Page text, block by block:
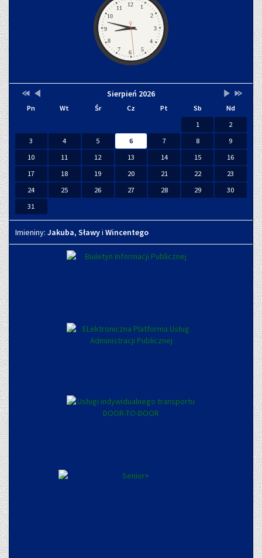
1
2
3
4
5
6
7
8
9
10
11
12
Kalendarz Lista
wydarzeń
Sierpień 2026Brak
Przestaw
na
Przestaw
na
Przestaw
na
Wrzesień
2026
na
Sierpień
2027
Pn Wt Śr Cz Pt Sb
Nd
1
2
3
4 5 6 7 8
9
10
11 12 13 14 15
16
17
18 19 20 21 22
23
24
25 26 27 28 29
30
31
Imieniny
Imieniny: Jakuba, Sławyi Wincentego